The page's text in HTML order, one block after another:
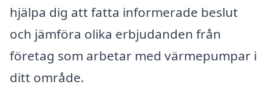
hjälpa dig att fatta informerade beslut
och jämföra olika erbjudanden från
företag som arbetar med värmepumpar i
ditt område.